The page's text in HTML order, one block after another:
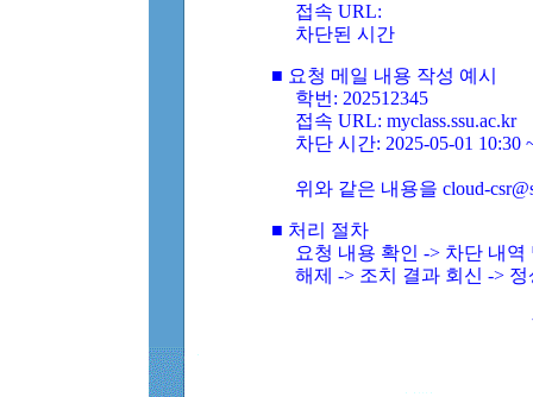
접속 URL:
차단된 시간
■ 요청 메일 내용 작성 예시
학번: 202512345
접속 URL: myclass.ssu.ac.kr
차단 시간: 2025-05-01 10:30
위와 같은 내용을 cloud-
■ 처리 절차
요청 내용 확인 -> 차단 내
해제 -> 조치 결과 회신 ->